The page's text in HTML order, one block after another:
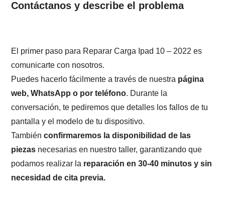
Contáctanos y describe el problema
El primer paso para Reparar Carga Ipad 10 – 2022 es
comunicarte con nosotros.
Puedes hacerlo fácilmente a través de nuestra página
web, WhatsApp o por teléfono. Durante la
conversación, te pediremos que detalles los fallos de tu
pantalla y el modelo de tu dispositivo.
Tambiénconfirmaremos la disponibilidad de las
piezas necesarias en nuestro taller, garantizando que
podamos realizar la reparación en 30-40 minutos y sin
necesidad de cita previa.